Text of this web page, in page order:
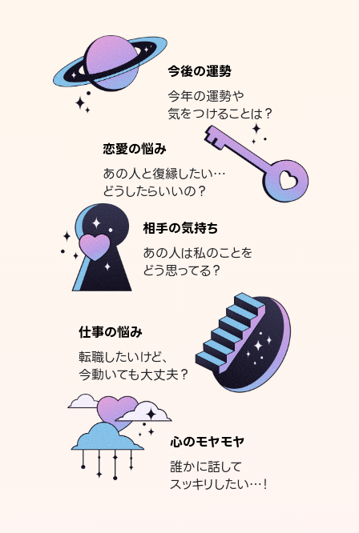
今後の運勢
今年の運勢や
気をつけることは？
恋愛の悩み
あの人と復縁したい…
どうしたらいいの？
相手の気持ち
あの人は私のことを
どう思ってる？
仕事の悩み
転職したいけど、
今動いても大丈夫？
心のモヤモヤ
誰かに話して
スッキリしたい…！